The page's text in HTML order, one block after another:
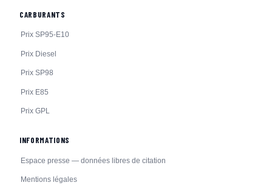
CARBURANTS
Prix SP95-E10
Prix Diesel
Prix SP98
Prix E85
Prix GPL
INFORMATIONS
Espace presse — données libres de citation
Mentions légales